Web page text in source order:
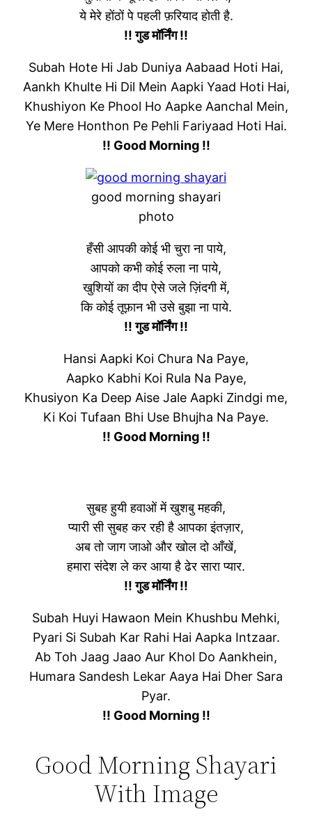
ये मेरे होंठों पे पहली फ़रियाद होती है.
!! गुड मॉर्निंग !!
Subah Hote Hi Jab Duniya Aabaad Hoti Hai,
Aankh Khulte Hi Dil Mein Aapki Yaad Hoti Hai,
Khushiyon Ke Phool Ho Aapke Aanchal Mein,
Ye Mere Honthon Pe Pehli Fariyaad Hoti Hai.
!! Good Morning !!
good morning shayari
photo
हँसी आपकी कोई भी चुरा ना पाये,
आपको कभी कोई रुला ना पाये,
खुशियों का दीप ऐसे जले ज़िंदगी में,
कि कोई तूफ़ान भी उसे बुझा ना पाये.
!! गुड मॉर्निंग !!
Hansi Aapki Koi Chura Na Paye,
Aapko Kabhi Koi Rula Na Paye,
Khusiyon Ka Deep Aise Jale Aapki Zindgi me,
Ki Koi Tufaan Bhi Use Bhujha Na Paye.
!! Good Morning !!
सुबह हुयी हवाओं में खुशबु महकी,
प्यारी सी सुबह कर रही है आपका इंतज़ार,
अब तो जाग जाओ और खोल दो आँखें,
हमारा संदेश ले कर आया है ढेर सारा प्यार.
!! गुड मॉर्निंग !!
Subah Huyi Hawaon Mein Khushbu Mehki,
Pyari Si Subah Kar Rahi Hai Aapka Intzaar.
Ab Toh Jaag Jaao Aur Khol Do Aankhein,
Humara Sandesh Lekar Aaya Hai Dher Sara
Pyar.
!! Good Morning !!
Good Morning Shayari
With Image